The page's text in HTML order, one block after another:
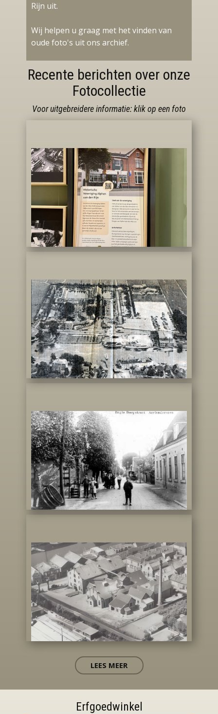
Rijn uit.
Wij helpen u graag met het vinden van
oude foto's uit ons archief.
Recente berichten over onze
Fotocollectie
Voor uitgebreidere informatie: klik op een foto
Aan het werk in het oude Alphen!
Avifauna toen
Aarlanderveen
De Leerhoeve
LEES MEER
Erfgoedwinkel